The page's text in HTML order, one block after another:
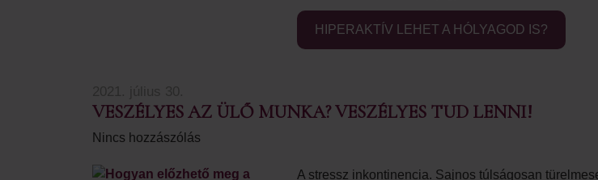
HIPERAKTÍV LEHET A HÓLYAGOD IS?
VESZÉLYES AZ ÜLŐ MUNKA? VESZÉLYES TUD LENNI!
Nincs hozzászólás
A stressz inkontinencia. Sajnos túlságosan